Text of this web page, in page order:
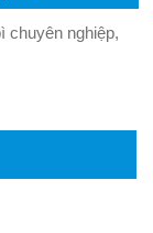
chuyên nghiệp,